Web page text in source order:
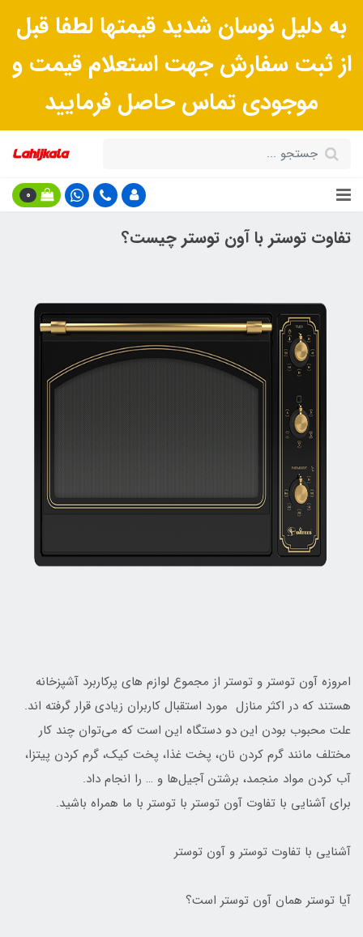
به دلیل نوسان شدید قیمتها لطفا قبل
از ثبت سفارش جهت استعلام قیمت و
موجودی تماس حاصل فرمایید
0
تفاوت توستر با آون توستر چیست؟
امروزه آون توستر و توستر از مجموع لوازم های پرکاربرد آشپزخانه
هستند که در اکثر منازل مورد استقبال کاربران زیادی قرار گرفته اند.
علت محبوب بودن این دو دستگاه این است که می‌توان چند کار
مختلف مانند گرم کردن نان، پخت غذا، پخت کیک، گرم کردن پیتزا،
آب کردن مواد منجمد، برشتن آجیل‌ها و … را انجام داد.
برای آشنایی با تفاوت آون توستر با توستر با ما همراه باشید.
آشنایی با تفاوت توستر و آون توستر
آیا توستر همان آون توستر است؟